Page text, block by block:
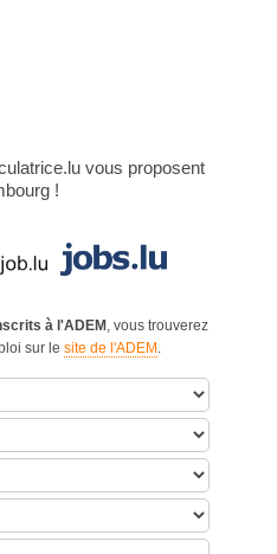
vous proposent
!
à l'ADEM , vous trouverez
sur le site de l'ADEM .